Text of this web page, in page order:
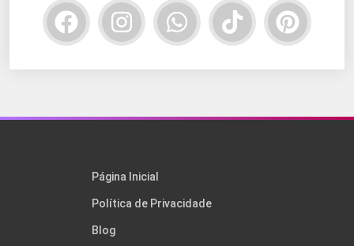
Página Inicial
Política de Privacidade
Blog